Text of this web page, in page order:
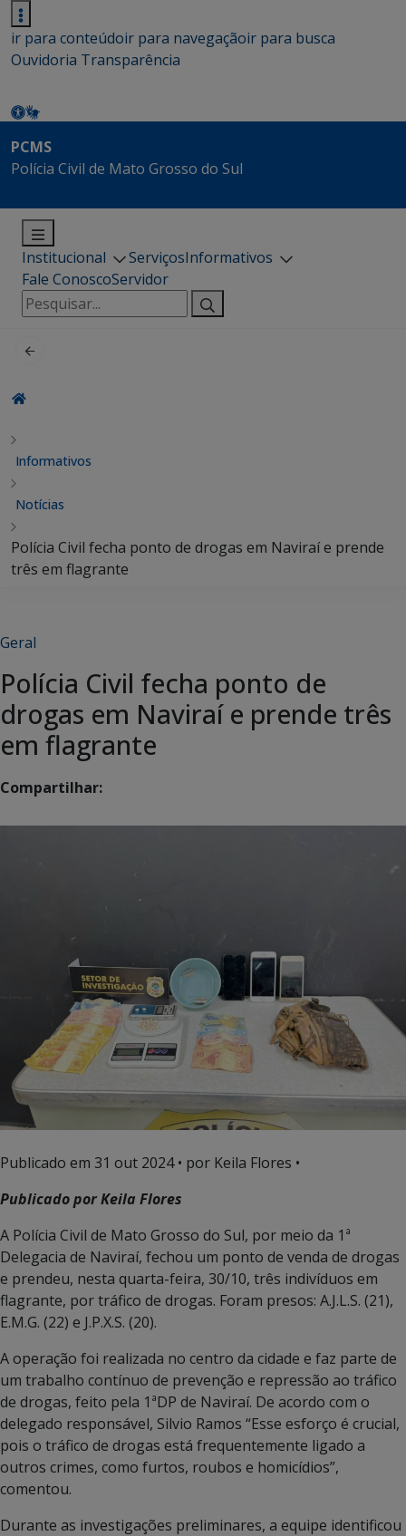
ir para conteúdoir para navegaçãoir para busca
Ouvidoria Transparência
PCMS
Polícia Civil de Mato Grosso do Sul
Institucional ServiçosInformativos
Fale ConoscoServidor
Pesquisar
por:
Informativos
Notícias
Polícia Civil fecha ponto de drogas em Naviraí e prende
três em flagrante
Geral
Polícia Civil fecha ponto de
drogas em Naviraí e prende três
em flagrante
Compartilhar:
Publicado em 31 out 2024• por Keila Flores •
Publicado por Keila Flores
A Polícia Civil de Mato Grosso do Sul, por meio da 1ª
Delegacia de Naviraí, fechou um ponto de venda de drogas
e prendeu, nesta quarta-feira, 30/10, três indivíduos em
flagrante, por tráfico de drogas. Foram presos: A.J.L.S. (21),
E.M.G. (22) e J.P.X.S. (20).
A operação foi realizada no centro da cidade e faz parte de
um trabalho contínuo de prevenção e repressão ao tráfico
de drogas, feito pela 1ªDP de Naviraí. De acordo com o
delegado responsável, Silvio Ramos “Esse esforço é crucial,
pois o tráfico de drogas está frequentemente ligado a
outros crimes, como furtos, roubos e homicídios”,
comentou.
Durante as investigações preliminares, a equipe identificou